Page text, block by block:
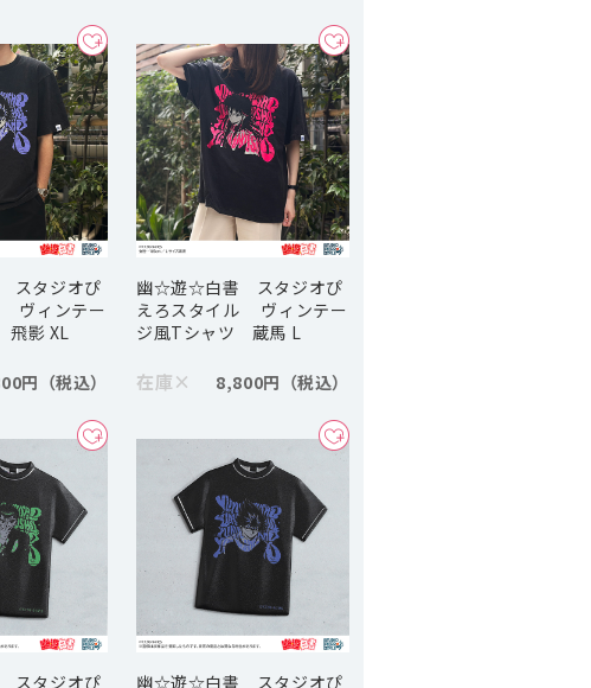
タジオぴ
ヴィンテー
影 XL
円
幽☆遊☆白書 スタジオぴ
えろスタイル ヴィンテー
ジ風Tシャツ 蔵馬 L
在庫× 8,800円
タジオぴ
幽☆遊☆白書 スタジオぴ